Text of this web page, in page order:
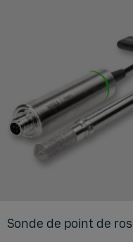
Sonde de point de